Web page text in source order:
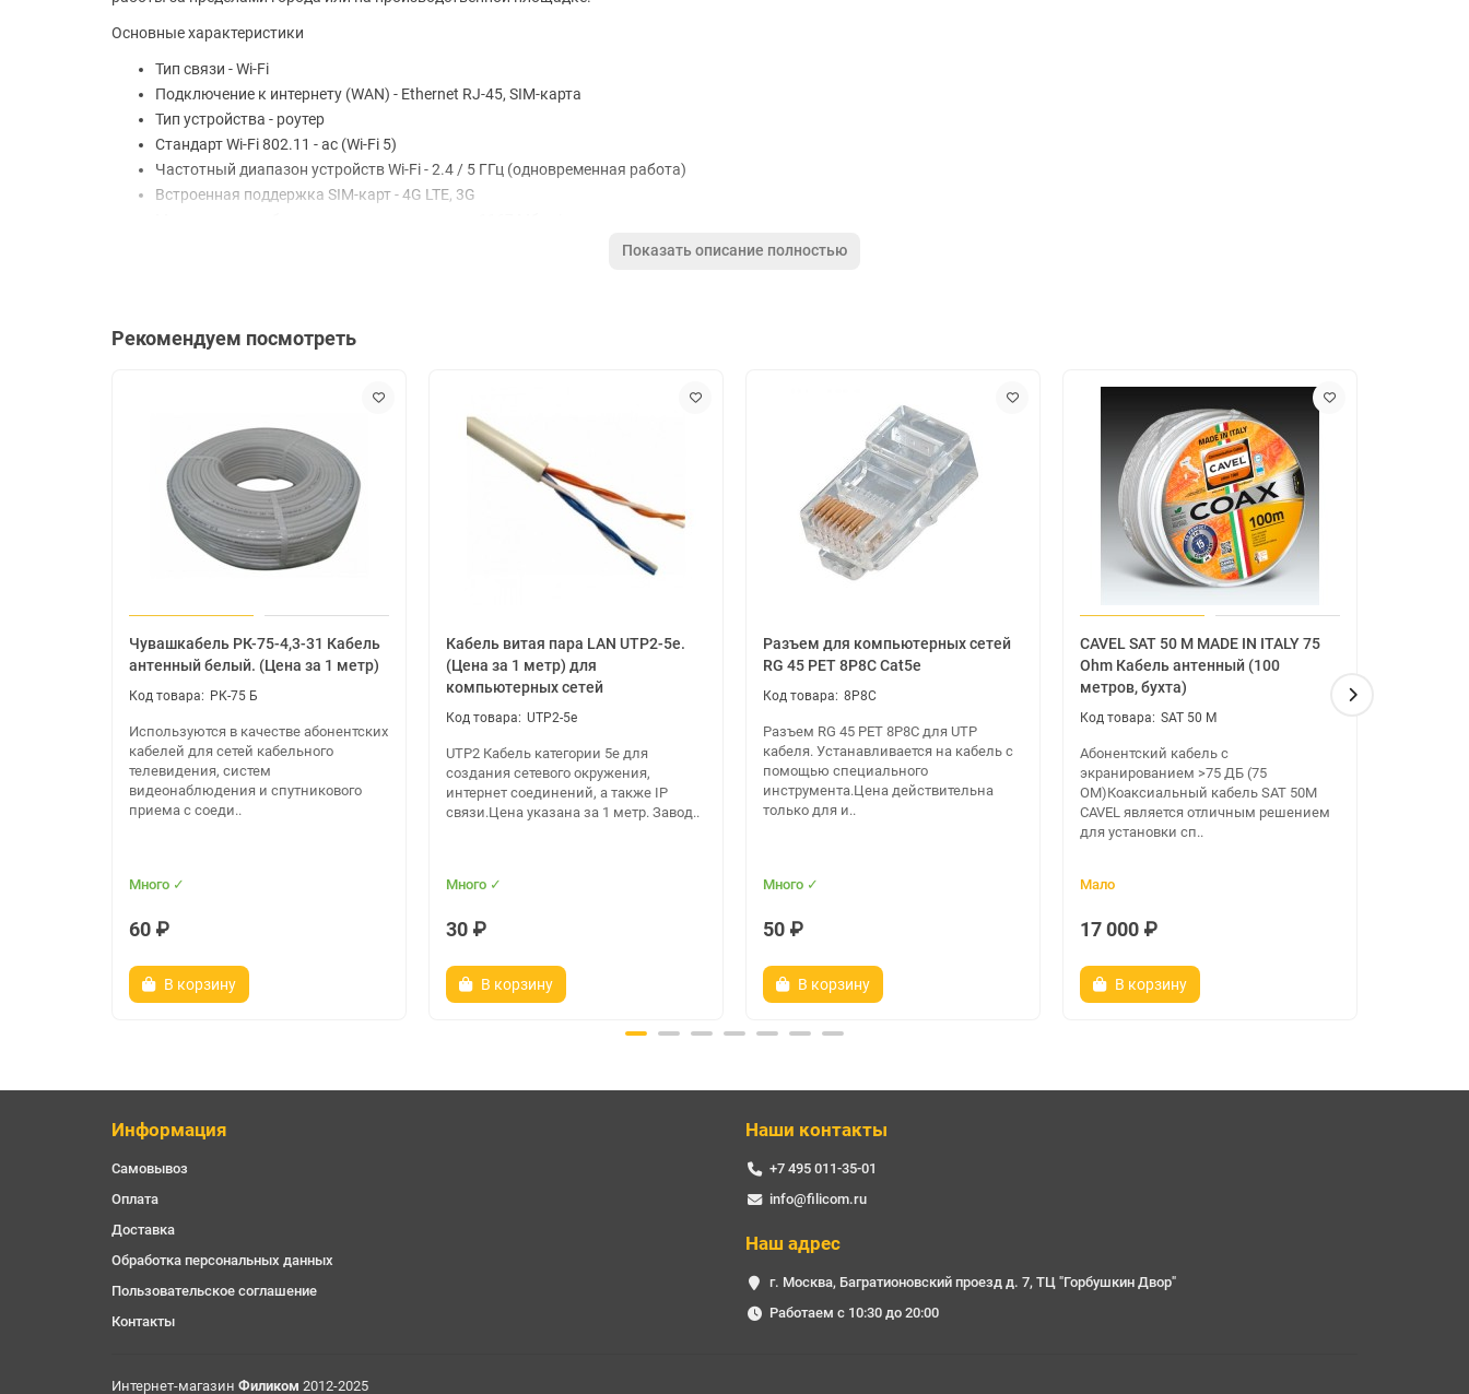
Основные характеристики
Тип связи - Wi-Fi
Подключение к интернету (WAN) - Ethernet RJ-45, SIM-карта
Тип устройства - роутер
Стандарт Wi-Fi 802.11 - ac (Wi-Fi 5)
Частотный диапазон устройств Wi-Fi - 2.4 / 5 ГГц (одновременная работа)
Встроенная поддержка SIM-карт - 4G LTE, 3G
Маршрутизация - демилитаризованная зона (DMZ), SPI, статическая маршрутизация, DHCP-сервер, NAT, поддержка Dynamic DNS, межсетевой экран (Firewall)
Шифрование - WPA, WEP, WPA2
Скорость портов - 100 Мбит/с
Дополнительно
Ширина -202 мм
Высота - 34 мм
Глубина - 145 мм
Мощность передатчика: 23 dBm; Гостевая сеть; Тип внешней антенны: несъемная; Поддержка SNMP; Поддержка VPN (VPN pass through); Число поддерживаемых
VPN-туннелей: 10; Web-интерфейс
Дополнительно
Срок службы - 3 года, При соблюдении условий эксплуатации, указанных производителем.
Гарантийный срок - 3 года, При соблюдении условий эксплуатации, указанных производителем.
Показать описание полностью
Рекомендуем посмотреть
Чувашкабель РК-75-4,3-31 Кабель
антенный белый. (Цена за 1 метр)
РК-75 Б
Используются в качестве абонентских
кабелей для сетей кабельного
телевидения, систем
видеонаблюдения и спутникового
приема с соеди..
Много ✓
60 ₽
В корзину
Кабель витая пара LAN UTP2-5e.
(Цена за 1 метр) для
компьютерных сетей
UTP2-5e
UTP2 Кабель категории 5e для
создания сетевого окружения,
интернет соединений, а также IP
связи.Цена указана за 1 метр. Завод..
Много ✓
30 ₽
В корзину
Разъем для компьютерных сетей
RG 45 PET 8P8C Cat5e
8P8C
Разъем RG 45 PET 8P8C для UTP
кабеля. Устанавливается на кабель с
помощью специального
инструмента.Цена действительна
только для и..
Много ✓
50 ₽
В корзину
CAVEL SAT 50 M MADE IN ITALY 75
Ohm Кабель антенный (100
метров, бухта)
SAT 50 M
Абонентский кабель с
экранированием >75 ДБ (75
ОМ)Коаксиальный кабель SAT 50M
CAVEL является отличным решением
для установки сп..
Мало
17 000 ₽
В корзину
Информация
Самовывоз
Оплата
Доставка
Обработка персональных данных
Пользовательское соглашение
Контакты
Наши контакты
+7 495 011-35-01
info@filicom.ru
Наш адрес
г. Москва, Багратионовский проезд д. 7, ТЦ "Горбушкин Двор"
Работаем с 10:30 до 20:00
Интернет-магазин Филиком 2012-2025